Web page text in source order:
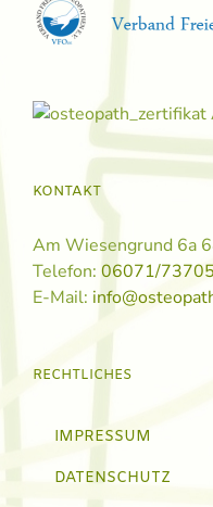
KONTAKT
Am Wiesengrund 6a
Telefon: 06071/
E-Mail:
RECHTLICHES
IMPRESSUM
DATENSCHUTZ